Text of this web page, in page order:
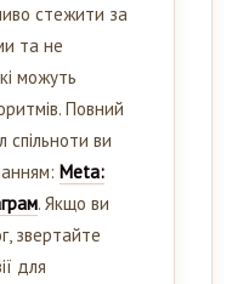
стежити за
та не
можуть
Повний
спільноти ви
Meta:
. Якщо ви
звертайте
для